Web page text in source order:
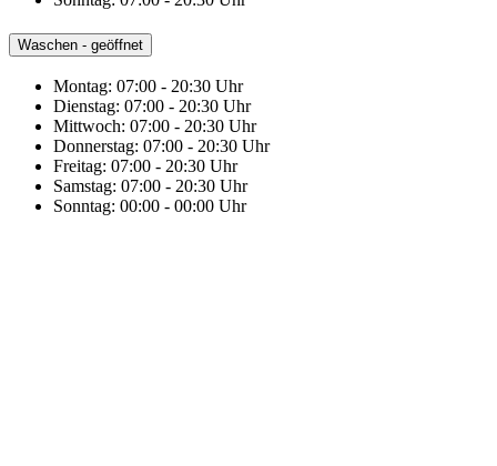
Waschen - geöffnet
Montag: 07:00 - 20:30 Uhr
Dienstag: 07:00 - 20:30 Uhr
Mittwoch: 07:00 - 20:30 Uhr
Donnerstag: 07:00 - 20:30 Uhr
Freitag: 07:00 - 20:30 Uhr
Samstag: 07:00 - 20:30 Uhr
Sonntag: 00:00 - 00:00 Uhr